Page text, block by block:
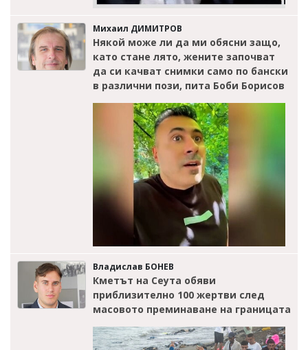
Михаил ДИМИТРОВ
Някой може ли да ми обясни защо,
като стане лято, жените започват
да си качват снимки само по бански
в различни пози, пита Боби Борисов
Владислав БОНЕВ
Кметът на Сеута обяви
приблизително 100 жертви след
масовото преминаване на границата